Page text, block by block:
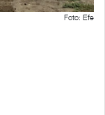
Foto: Efe